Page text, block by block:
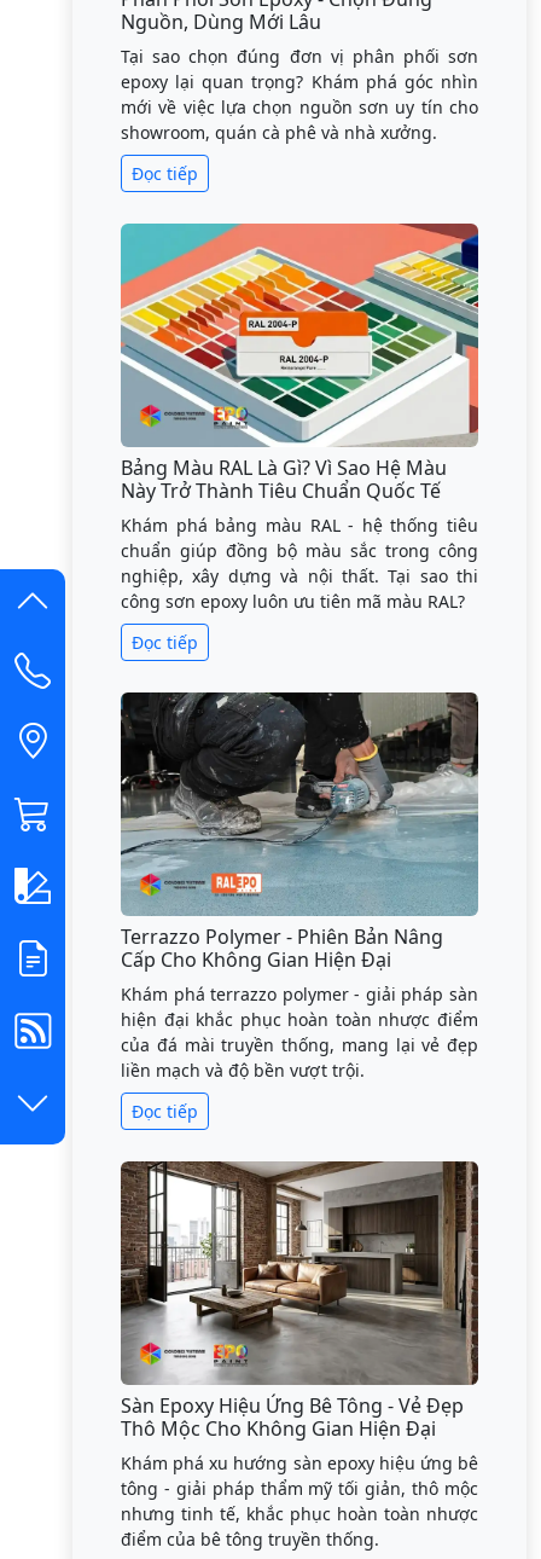
Nguồn, Dùng Mới Lâu
Tại sao chọn đúng đơn vị phân phối sơn
epoxy lại quan trọng? Khám phá góc nhìn
mới về việc lựa chọn nguồn sơn uy tín cho
showroom, quán cà phê và nhà xưởng.
Đọc tiếp
Bảng Màu RAL Là Gì? Vì Sao Hệ Màu
Này Trở Thành Tiêu Chuẩn Quốc Tế
Khám phá bảng màu RAL - hệ thống tiêu
chuẩn giúp đồng bộ màu sắc trong công
nghiệp, xây dựng và nội thất. Tại sao thi
công sơn epoxy luôn ưu tiên mã màu RAL?
Đọc tiếp
Terrazzo Polymer - Phiên Bản Nâng
Cấp Cho Không Gian Hiện Đại
Khám phá terrazzo polymer - giải pháp sàn
hiện đại khắc phục hoàn toàn nhược điểm
của đá mài truyền thống, mang lại vẻ đẹp
liền mạch và độ bền vượt trội.
Đọc tiếp
Sàn Epoxy Hiệu Ứng Bê Tông - Vẻ Đẹp
Thô Mộc Cho Không Gian Hiện Đại
Khám phá xu hướng sàn epoxy hiệu ứng bê
tông - giải pháp thẩm mỹ tối giản, thô mộc
nhưng tinh tế, khắc phục hoàn toàn nhược
điểm của bê tông truyền thống.